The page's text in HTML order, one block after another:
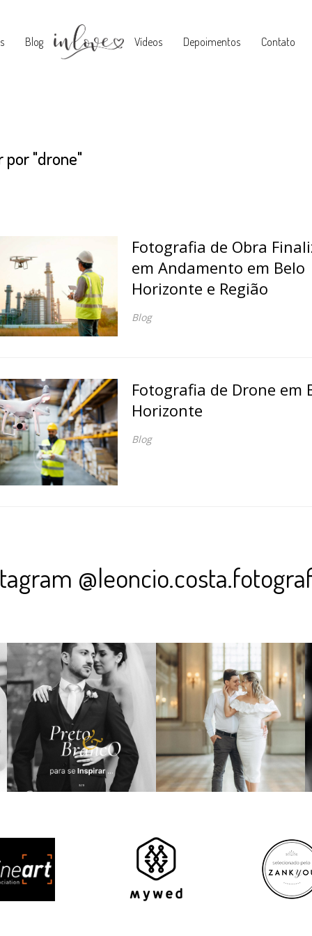
Blog Vídeos Depoimentos Contato
por"drone"
Fotografia de Obra
em Andamento em Belo
Horizonte e Região
Blog
Fotografia de Drone em
Horizonte
Blog